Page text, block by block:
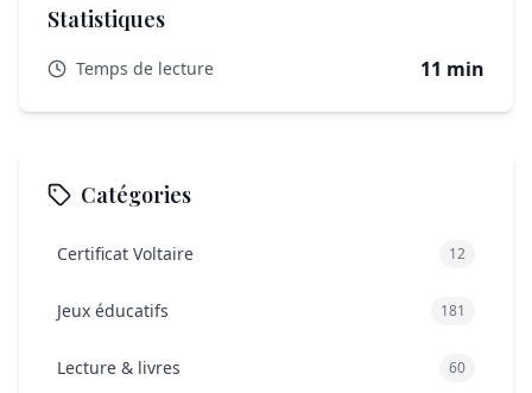
Existe-t-il des ressources à télécharger pour
s’entraîner sur les racines latines et grecques ?
Pourquoi apprendre la formation des mots aide-t-il à
Mémoriser les origines pour progresser pas à pas
Statistiques
Temps de lecture 11 min
Catégories
Certificat Voltaire 12
Jeux éducatifs 181
Lecture & livres 60